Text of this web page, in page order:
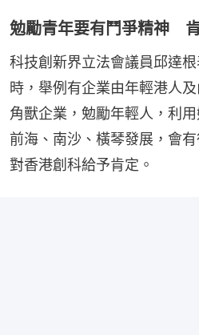
勉勵青年要有鬥爭精神
科技創新界立法會議員邱達
時，舉例有企業由年輕港人
角獸企業，勉勵年輕人，利
前海、南沙、橫琴發展，會
對香港創科給予肯定。